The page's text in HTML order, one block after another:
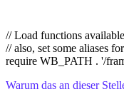
// Load functions
// also, set some aliases
require WB_PATH . '/
Warum das an dieser